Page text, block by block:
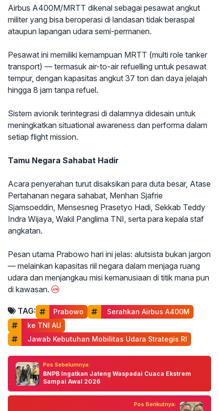
Airbus A400M/MRTT dikenal sebagai pesawat angkut
militer yang bisa beroperasi di landasan tidak beraspal
ataupun lapangan udara semi-permanen.
Pesawat ini memiliki kemampuan MRTT (multi role tanker
transport) — termasuk air-to-air refuelling untuk pesawat
tempur, dengan kapasitas angkut 37 ton dan daya jelajah
hingga 8 jam tanpa refuel.
Sistem avionik terintegrasi di dalamnya didesain untuk
meningkatkan situational awareness dan performa dalam
setiap flight mission.
Tamu Negara Sahabat Hadir
Acara penyerahan turut disaksikan para duta besar, Atase
Pertahanan negara sahabat, Menhan Sjafrie
Sjamsoeddin, Mensesneg Prasetyo Hadi, Sekkab Teddy
Indra Wijaya, Wakil Panglima TNI, serta para kepala staf
angkatan.
Pesan utama Prabowo hari ini jelas: alutsista bukan jargon
— melainkan kapasitas riil negara dalam menjaga ruang
udara dan menjangkau misi kemanusiaan di titik mana pun
di kawasan.
TAG: Prabowo
Serahkan Airbus A400M
ke TNI AU
Jawab Kebutuhan Mobilitas Udara Strategis RI
Pos Sebelumnya:
BNPB Ingatkan Jateng Waspadai Cuaca Ekstrem
Sampai Awal 2026
Pos Berikutnya: